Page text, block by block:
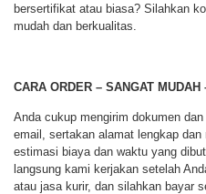
bersertifikat atau biasa? Silahkan
mudah dan berkualitas.
CARA ORDER – SANGAT MUDAH
Anda cukup mengirim dokumen
email, sertakan alamat lengkap
estimasi biaya dan waktu yang
langsung kami kerjakan setelah
atau jasa kurir, dan silahkan bayar